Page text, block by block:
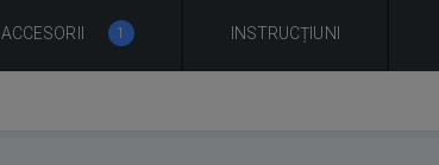
ACCESORII 1 INSTRUCȚIUNI